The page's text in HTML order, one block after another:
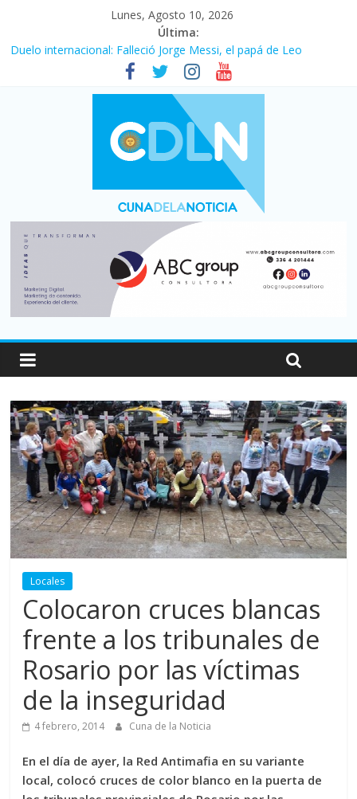
Lunes, Agosto 10, 2026
Última:
Duelo internacional: Falleció Jorge Messi, el papá de Leo
El consumo sigue frenado: las ventas minoristas cayeron 3,8 en
julio y acumulan siete meses en baja
Newell’s cayó 2 a 1 ante Defensa y Justicia en Florencio Varela
por la cuarta fecha del Clausura
El agro argentino logró un récord histórico de exportaciones en
el primer semestre de 2026
La construcción cayó 4,1% en junio y registró su cuarta baja del
Locales
Colocaron cruces blancas
frente a los tribunales de
Rosario por las víctimas
de la inseguridad
4 febrero, 2014 Cuna de la Noticia
En el día de ayer, la Red Antimafia en su variante
local, colocó cruces de color blanco en la puerta de